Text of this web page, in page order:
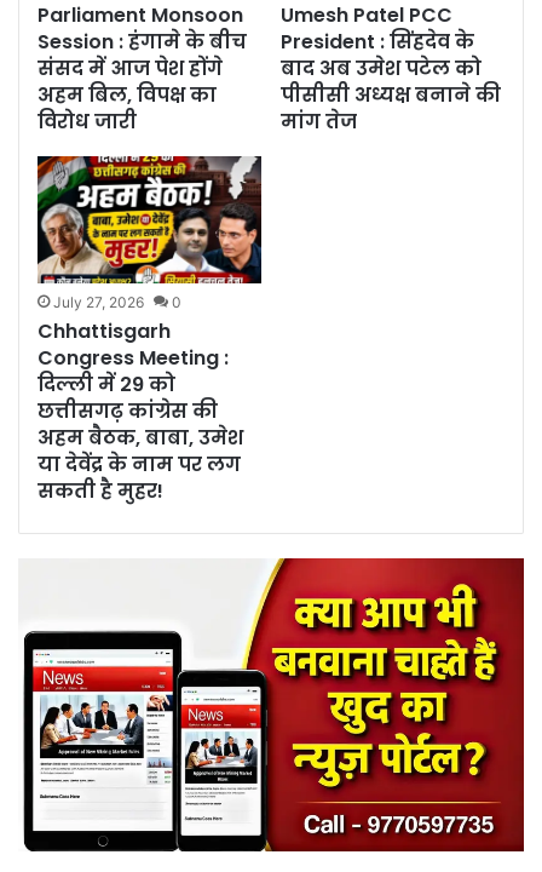
Parliament Monsoon
Session : हंगामे के बीच
संसद में आज पेश होंगे
अहम बिल, विपक्ष का
विरोध जारी
Umesh Patel PCC
President : सिंहदेव के
बाद अब उमेश पटेल को
पीसीसी अध्यक्ष बनाने की
मांग तेज
July 27, 2026 0
Chhattisgarh
Congress Meeting :
दिल्ली में 29 को
छत्तीसगढ़ कांग्रेस की
अहम बैठक, बाबा, उमेश
या देवेंद्र के नाम पर लग
सकती है मुहर!